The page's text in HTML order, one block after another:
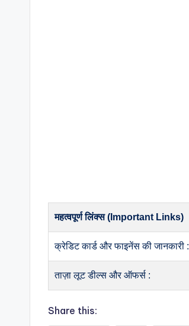
महत्वपूर्ण लिंक्स (Important Links)
क्रेडिट कार्ड और फाइनेंस की जानकारी :
ताज़ा लूट डील्स और ऑफर्स :
Share this: